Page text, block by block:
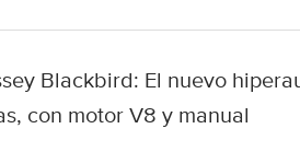
Blackbird: El nuevo
con motor V8 y manual